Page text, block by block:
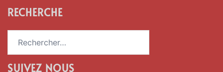
RECHERCHE
SUIVEZ NOUS